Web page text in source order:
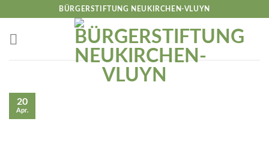
content
BÜRGERSTIFTUNG NEUKIRCHEN-VLUYN
20
Apr.